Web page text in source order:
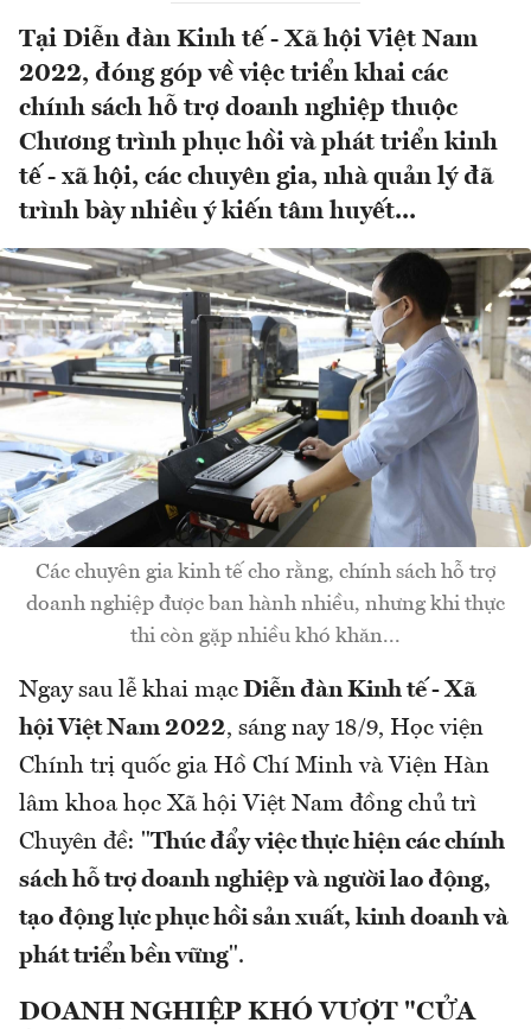
Tại Diễn đàn Kinh tế - Xã hội Việt Nam
2022, đóng góp về việc triển khai các
chính sách hỗ trợ doanh nghiệp thuộc
Chương trình phục hồi và phát triển kinh
tế - xã hội, các chuyên gia, nhà quản lý đã
trình bày nhiều ý kiến tâm huyết...
Các chuyên gia kinh tế cho rằng, chính sách hỗ trợ
doanh nghiệp được ban hành nhiều, nhưng khi thực
thi còn gặp nhiều khó khăn...
Ngay sau lễ khai mạc Diễn đàn Kinh tế - Xã
hội Việt Nam 2022, sáng nay 18/9, Học viện
Chính trị quốc gia Hồ Chí Minh và Viện Hàn
lâm khoa học Xã hội Việt Nam đồng chủ trì
Chuyên đề: "Thúc đẩy việc thực hiện các chính
sách hỗ trợ doanh nghiệp và người lao động,
tạo động lực phục hồi sản xuất, kinh doanh và
phát triển bền vững".
DOANH NGHIỆP KHÓ VƯỢT "CỬA